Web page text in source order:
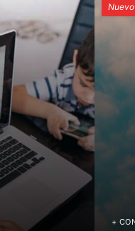
Nuevo
+